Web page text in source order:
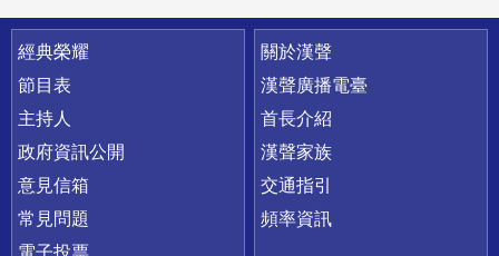
快速連結
經典榮耀
節目表
主持人
政府資訊公開
意見信箱
常見問題
關於漢聲
漢聲廣播電臺
首長介紹
漢聲家族
交通指引
頻率資訊